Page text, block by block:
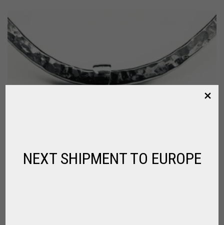
NEXT SHIPMENT TO EUROPE